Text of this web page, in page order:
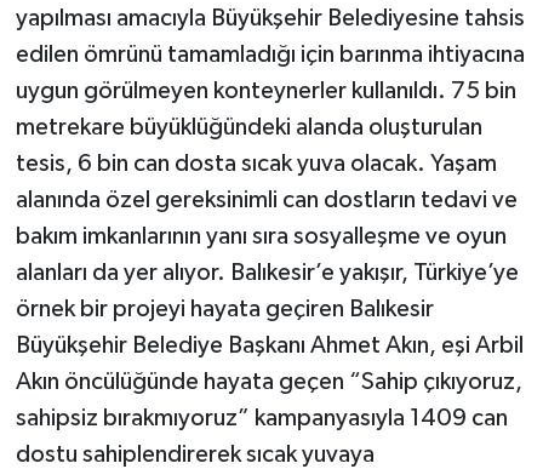
yapılması amacıyla Büyükşehir Belediyesine tahsis
edilen ömrünü tamamladığı için barınma ihtiyacına
uygun görülmeyen konteynerler kullanıldı. 75 bin
metrekare büyüklüğündeki alanda oluşturulan
tesis, 6 bin can dosta sıcak yuva olacak. Yaşam
alanında özel gereksinimli can dostların tedavi ve
bakım imkanlarının yanı sıra sosyalleşme ve oyun
alanları da yer alıyor. Balıkesir’e yakışır, Türkiye’ye
örnek bir projeyi hayata geçiren Balıkesir
Büyükşehir Belediye Başkanı Ahmet Akın, eşi Arbil
Akın öncülüğünde hayata geçen “Sahip çıkıyoruz,
sahipsiz bırakmıyoruz” kampanyasıyla 1409 can
dostu sahiplendirerek sıcak yuvaya